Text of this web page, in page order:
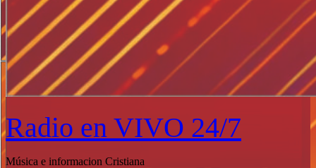
Radio en VIVO 24/7
Música e informacion Cristiana